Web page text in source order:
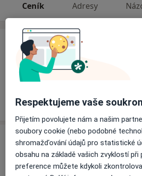
Ceník Adresy
Ceník
Informace o službách a cenách
Tento specialista ještě nepřidával
Adresa
Sam. ordinace PL -
Palackého /II.ZŠ/, Moravská
Respektujeme vaše
Přijetím povolujete nám a našim
soubory cookie (nebo podobné
shromažďování údajů pro statistické
obsahu na základě vašich zvyklostí při
preference můžete kdykoli